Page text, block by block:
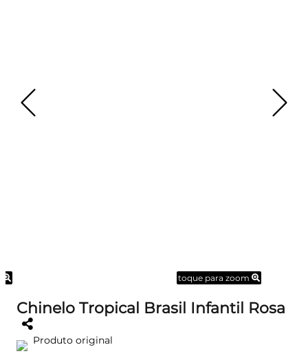
toque para zoom
Chinelo Tropical Brasil Infantil Rosa
Produto original